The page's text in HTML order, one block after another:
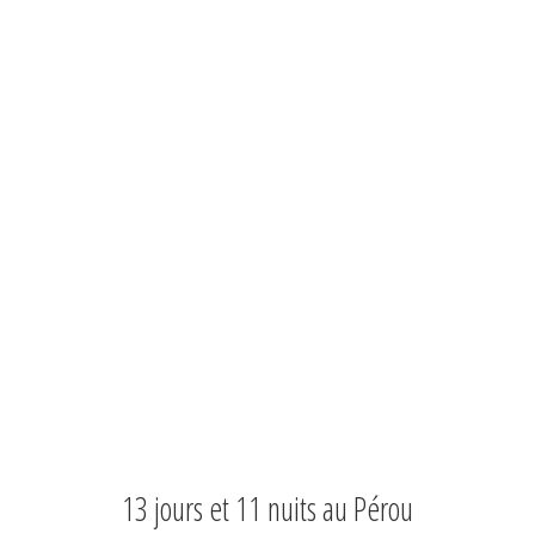
13 jours et 11 nuits au Pérou